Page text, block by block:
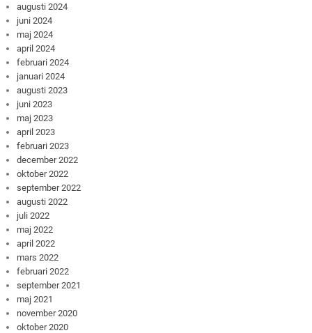
augusti 2024
juni 2024
maj 2024
april 2024
februari 2024
januari 2024
augusti 2023
juni 2023
maj 2023
april 2023
februari 2023
december 2022
oktober 2022
september 2022
augusti 2022
juli 2022
maj 2022
april 2022
mars 2022
februari 2022
september 2021
maj 2021
november 2020
oktober 2020